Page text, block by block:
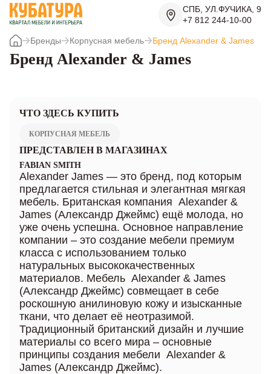
СПБ, УЛ.ФУЧИКА, 9
+7 812 244-10-00
Бренды Корпусная мебель Бренд Alexander & James
Бренд Alexander & James
ЧТО ЗДЕСЬ КУПИТЬ
КОРПУСНАЯ МЕБЕЛЬ
ПРЕДСТАВЛЕН В МАГАЗИНАХ
FABIAN SMITH
Alexander James — это бренд, под которым
предлагается стильная и элегантная мягкая
мебель. Британская компания Alexander &
James (Александр Джеймс) ещё молода, но
уже очень успешна. Основное направление
компании – это создание мебели премиум
класса с использованием только
натуральных высококачественных
материалов. Мебель Alexander & James
(Александр Джеймс) совмещает в себе
роскошную анилиновую кожу и изысканные
ткани, что делает её неотразимой.
Традиционный британский дизайн и лучшие
материалы со всего мира – основные
принципы создания мебели Alexander &
James (Александр Джеймс).